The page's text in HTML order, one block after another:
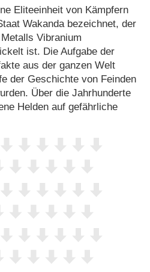
Eliteeinheit von Kämpfern
Wakanda bezeichnet, der
Vibranium
ist. Die Aufgabe der
aus der ganzen Welt
der Geschichte von Feinden
Über die Jahrhunderte
Helden auf gefährliche